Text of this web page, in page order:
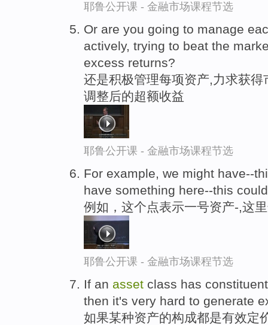
耶鲁公开课 - 金融市场课程节选
Or are you going to manage
actively, trying to beat the
excess returns?
还是积极管理每项资产,力求获
调整后的超额收益
耶鲁公开课 - 金融市场课程节选
For example, we might have--
have something here--this
例如，这个点表示一号资产-,这
耶鲁公开课 - 金融市场课程节选
If an asset class has
then it's very hard to generate
如果某种资产的构成都是有效定